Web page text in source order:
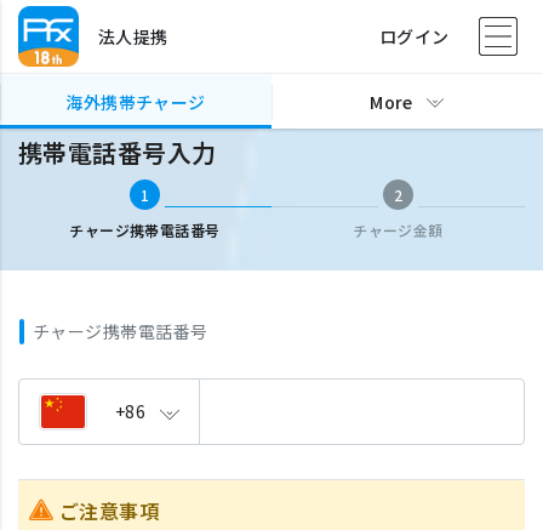
法人提携 ログイン
海外携帯チャージ More
海外携帯チャージ 携帯電話番号入力
携帯電話番号入力
1
チャージ携帯電話番号
2
チャージ金額
チャージ携帯電話番号
+86
ご注意事項